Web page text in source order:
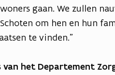
gaan. We zullen
om hen en hun
te vinden.”
van het Departement